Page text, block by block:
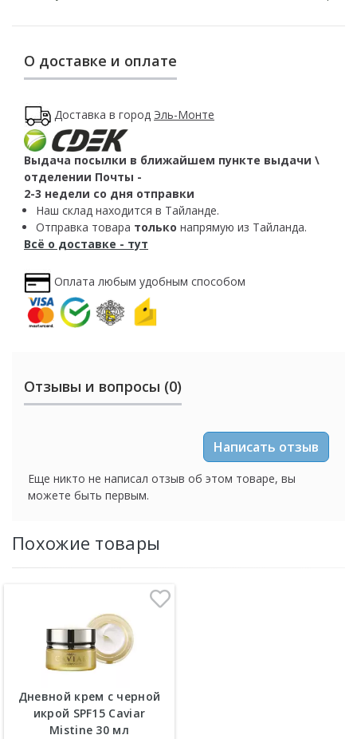
О доставке и оплате
Доставка в город Эль-Монте
Выдача посылки в ближайшем пункте выдачи \
отделении Почты -
2-3 недели со дня отправки
Наш склад находится в Тайланде.
Отправка товара только напрямую из Тайланда.
Всё о доставке - тут
Оплата любым удобным способом
Отзывы и вопросы (0)
Написать отзыв
Еще никто не написал отзыв об этом товаре, вы
можете быть первым.
Похожие товары
Дневной крем с черной
икрой SPF15 Caviar
Mistine 30 мл